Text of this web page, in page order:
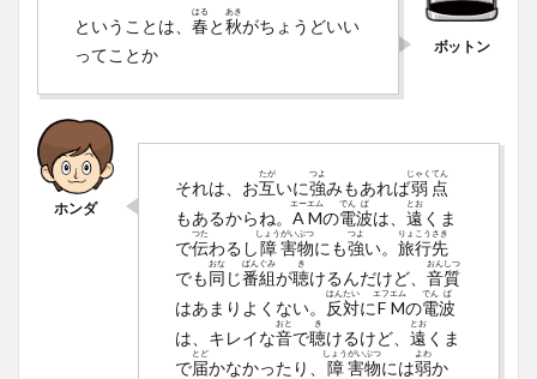
ということは、 春
はる
と秋
あき
がちょうどいい
ってことか
それは、お互
たが
いに強
つよ
みもあれば弱
じゃく
点
てん
もあるからね。 A
エー
M
エム
の電
でん
波
ぱ
は、 遠
とお
くま
で伝
つた
わるし障
しょう
害
がい
物
ぶつ
にも強
つよ
い。 旅
りょ
行
こう
先
さき
でも同
おな
じ番
ばん
組
ぐみ
が聴
き
けるんだけど、 音
おん
質
しつ
はあまりよくない。 反
はん
対
たい
にF
エフ
M
エム
の電
でん
波
ぱ
は、キレイな音
おと
で聴
き
けるけど、 遠
とお
くま
で届
とど
かなかったり、 障
しょう
害
がい
物
ぶつ
には弱
よわ
か